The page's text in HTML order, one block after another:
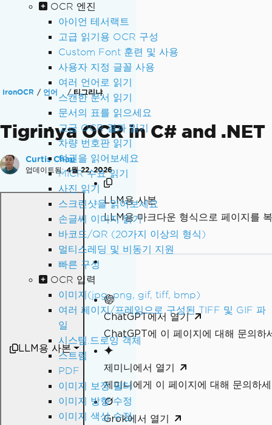
OCR 엔진
아이언 테서랙트
고급 읽기용 OCR 구성
Custom Font 훈련 및 사용
사용자 지정 글꼴 사용
여러 언어로 읽기
스캔한 문서 읽기
문서의 표를 읽으세요
고급 OCR 결과 읽기
차량 번호판 읽기
여권을 읽어보세요
MICR 수표 읽기
사진 읽기
스크린샷을 읽어보세요
손글씨 이미지 읽기
바코드/QR (20가지 이상의 형식)
멀티스레딩 및 비동기 지원
빠른 구성
OCR 입력
이미지(jpg, png, gif, tiff, bmp)
여러 페이지/프레임으로 구성된 TIFF 및 GIF 파
일
시스템.드로잉 객체
스트림
PDF
이미지 보정 필터
이미지 방향 수정
이미지 색상 수정
IronOCR 언어 티그리냐
Tigrinya OCR in C# and .NET
Curtis Chau
업데이트됨: 4월 22, 2026
LLM용 사본
LLM용 사본
LLM용 마크다운 형식으로 페이지를
ChatGPT에서 열기
ChatGPT에 이 페이지에 대해 문의하
제미니에서 열기
제미니에게 이 페이지에 대해 문의하
Grok에서 열기